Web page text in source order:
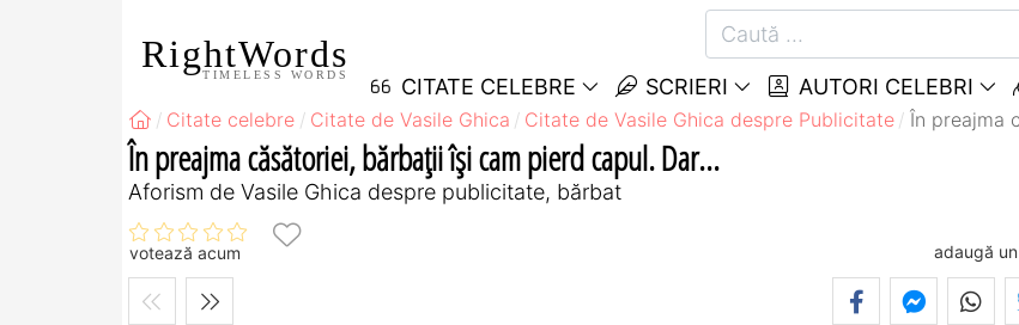
RightWords
TIMELESS WORDS CITATE CELEBRE SCRIERI AUTORI CELEBRI
Citate celebre Citate de Vasile Ghica Citate de Vasile Ghica despre Publicitate În preajma
În preajma căsătoriei, bărbaţii îşi cam pierd capul. Dar...
Aforism de Vasile Ghica despre publicitate, bărbat
votează acum adaugă